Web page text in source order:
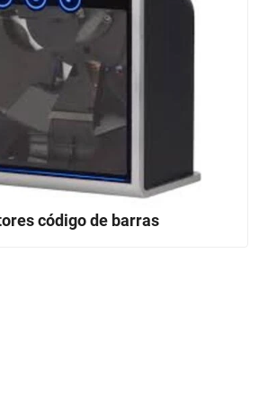
código de barras